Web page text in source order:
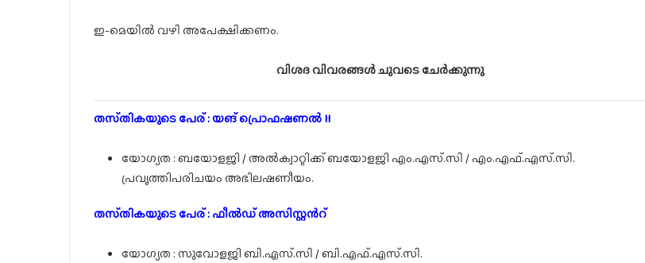
ഇ-മെയിൽ വഴി അപേക്ഷിക്കണം.
വിശദ വിവരങ്ങൾ ചുവടെ ചേർക്കുന്നു
തസ്‌തികയുടെ പേര് : യങ് പ്രൊഫഷണൽ II
യോഗ്യത : ബയോളജി / അൽക്വാറ്റിക്ക് ബയോളജി എം.എസ്.സി / എം.എഫ്.എസ്.സി.
പ്രവൃത്തിപരിചയം അഭിലഷണീയം.
തസ്‌തികയുടെ പേര് : ഫീൽഡ് അസിസ്റ്റൻറ്
യോഗ്യത : സുവോളജി ബി.എസ്.സി / ബി.എഫ്.എസ്.സി.